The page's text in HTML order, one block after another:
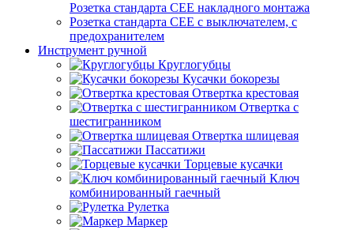
Розетка стандарта СЕЕ накладного монтажа
Розетка стандарта СЕЕ с выключателем, с
предохранителем
Инструмент ручной
Круглогубцы
Кусачки бокорезы
Отвертка крестовая
Отвертка с
шестигранником
Отвертка шлицевая
Пассатижи
Торцевые кусачки
Ключ
комбинированный гаечный
Рулетка
Маркер